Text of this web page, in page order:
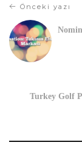
Önceki yazı
Turkey Golf